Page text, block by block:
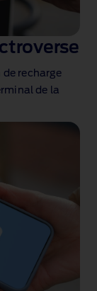
de recharge
de la